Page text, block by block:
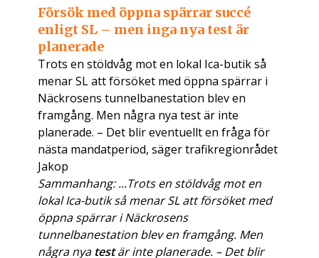
Försök med öppna spärrar succé
enligt SL – men inga nya test är
planerade
Trots en stöldvåg mot en lokal Ica-butik så
menar SL att försöket med öppna spärrar i
Näckrosens tunnelbanestation blev en
framgång. Men några nya test är inte
planerade. – Det blir eventuellt en fråga för
nästa mandatperiod, säger trafikregionrådet
Jakop
Sammanhang: ...Trots en stöldvåg mot en
lokal Ica-butik så menar SL att försöket med
öppna spärrar i Näckrosens
tunnelbanestation blev en framgång. Men
några nya testär inte planerade. – Det blir